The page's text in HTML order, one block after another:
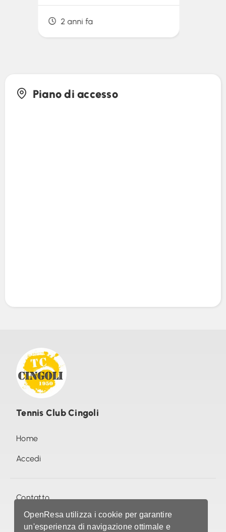
OpenResa utilizza i cookie per garantire
un'esperienza di navigazione ottimale e
2 anni fa
Piano di accesso
Tennis Club Cingoli
Home
Accedi
Contatto
Foto (0)